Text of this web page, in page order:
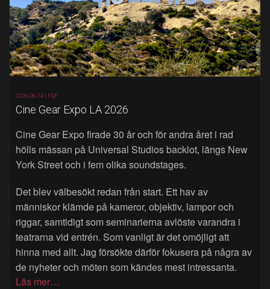
2026-06-14 | FSF
Cine Gear Expo LA 2026
Cine Gear Expo firade 30 år och för andra året i rad
hölls mässan på Universal Studios backlot, längs New
York Street och i fem olika soundstages.
Det blev välbesökt redan från start. Ett hav av
människor klämde på kameror, objektiv, lampor och
riggar, samtidigt som seminarierna avlöste varandra i
teatrarna vid entrén. Som vanligt är det omöjligt att
hinna med allt. Jag försökte därför fokusera på några av
de nyheter och möten som kändes mest intressanta.
Läs mer…